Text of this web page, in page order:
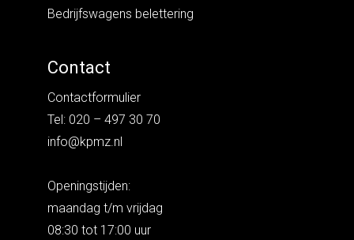
Bedrijfswagens belettering
Contact
Contactformulier
Tel: 020 – 497 30 70
info@kpmz.nl
Openingstijden:
maandag t/m vrijdag
08:30 tot 17:00 uur